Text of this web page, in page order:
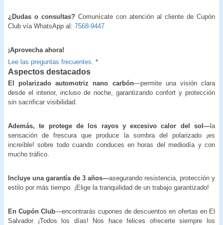
¿Dudas o consultas? Comunícate con atención al cliente de Cupón
Club vía WhatsApp al: 7568-9447
¡Aprovecha ahora!
Lee las preguntas frecuentes. *
Aspectos destacados
El polarizado automotriz nano carbón—permite una visión clara
desde el interior, incluso de noche, garantizando confort y protección
sin sacrificar visibilidad.
Además, te protege de los rayos y excesivo calor del sol— la
sensación de frescura que produce la sombra del polarizado ¡es
increíble! sobre todo cuando conduces en horas del mediodía y con
mucho tráfico.
Incluye una garantía de 3 años—asegurando resistencia, protección y
estilo por más tiempo. ¡Elige la tranquilidad de un trabajo garantizado!
En Cupón Club—encontrarás cupones de descuentos en ofertas en El
Salvador ¡Todos los días! Nos hace felices ofrecerte siempre los